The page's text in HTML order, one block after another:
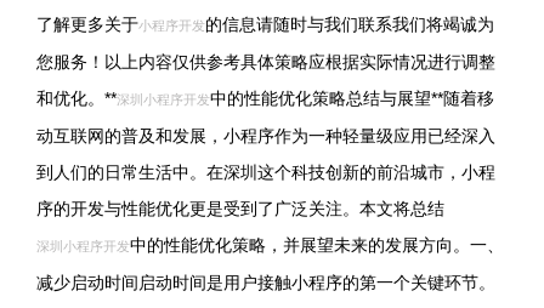
了解更多关于小程序开发的信息请随时与我们联系我们将竭诚为
您服务！以上内容仅供参考具体策略应根据实际情况进行调整
和优化。**深圳小程序开发中的性能优化策略总结与展望**随着移
动互联网的普及和发展，小程序作为一种轻量级应用已经深入
到人们的日常生活中。在深圳这个科技创新的前沿城市，小程
序的开发与性能优化更是受到了广泛关注。本文将总结
深圳小程序开发中的性能优化策略，并展望未来的发展方向。一、
减少启动时间启动时间是用户接触小程序的第一个关键环节。